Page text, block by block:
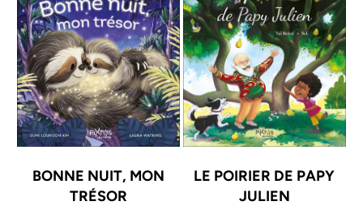
BONNE NUIT, MON
TRÉSOR
LE POIRIER DE PAPY
JULIEN